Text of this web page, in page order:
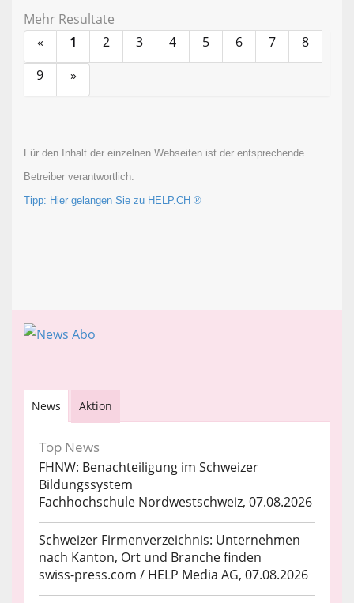
Mehr Resultate
«
1 2 3 4 5 6 7
8
9
»
Für den Inhalt der einzelnen Webseiten ist der entsprechende
Betreiber verantwortlich.
Tipp: Hier gelangen Sie zu HELP.CH ®
News Aktion
Top News
FHNW: Benachteiligung im Schweizer
Bildungssystem
Fachhochschule Nordwestschweiz, 07.08.2026
Schweizer Firmenverzeichnis: Unternehmen
nach Kanton, Ort und Branche finden
swiss-press.com / HELP Media AG, 07.08.2026